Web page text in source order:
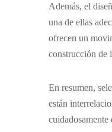
Además, el
una de ellas
ofrecen un
construcción de
En resumen,
están